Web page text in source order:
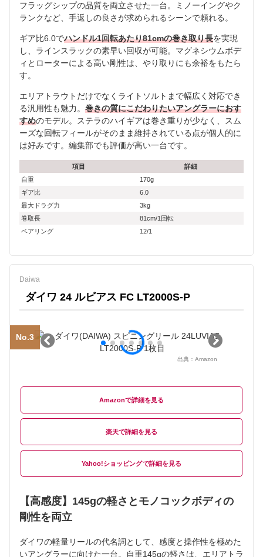
フラッグシップの品質を両立させた一台。ミノーイングやク
ランクなど、手返しの良さが求められるシーンで頼れる。
ギア比6.0でハンドル1回転あたり81cmの巻き取り長を実現
し、ラインスラックの素早い回収が可能。マグネシウムボデ
ィとローターによる高い剛性は、やり取りにも余裕をもたら
す。
エリアトラウトだけでなくライトソルトまで幅広く対応でき
る汎用性も魅力。 巻きの質にこだわりたいアングラーにおす
すめのモデル。ステラのハイギアは巻き重りが少なく、スム
ーズな回転フィールがそのまま維持されている点が個人的に
は好みです。編集部でも評価が高い一台です。
項目
詳細
自重
170g
ギア比
6.0
最大ドラグ力
3kg
巻取長
81cm/1回転
ベアリング
12/1
Daiwa
ダイワ 24 ルビアス FC LT2000S-P
No.3
出典： Amazon
Amazon
楽天
Yahoo!ショッピング
【高感度】145gの軽さとモノコックボディの
剛性を両立
ダイワの軽量リールの代名詞として、感度と操作性を極めた
いアングラーに向けた一台。自重145gの軽さは、エリアトラ